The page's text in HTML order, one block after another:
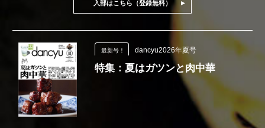
入部はこちら（登録無料）
最新号！ dancyu2026年夏号
特集：夏はガツンと肉中華